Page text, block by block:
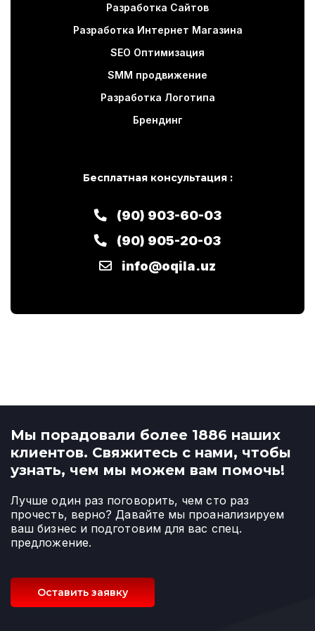
Разработка Сайтов
Разработка Интернет Магазина
SEO Оптимизация
SMM продвижение
Разработка Логотипа
Брендинг
Бесплатная консультация :
(90) 903-60-03
(90) 905-20-03
info@oqila.uz
Мы порадовали более 1886 наших
клиентов. Свяжитесь с нами, чтобы
узнать, чем мы можем вам помочь!
Лучше один раз поговорить, чем сто раз
прочесть, верно? Давайте мы проанализируем
ваш бизнес и подготовим для вас спец.
предложение.
Оставить заявку